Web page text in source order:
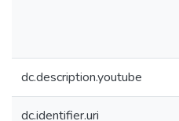
dc.description.youtube
dc.identifier.uri